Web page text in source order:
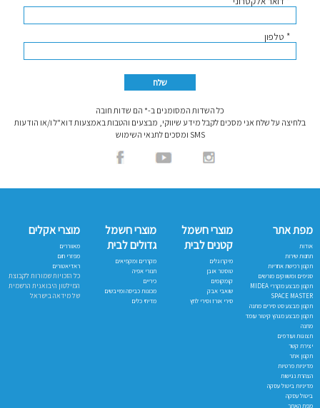
* טלפון
כל השדות המסומנים ב-* הם שדות חובה
בלחיצה על שלח אני מסכים לקבל מידע שיווקי, מבצעים והטבות באמצעות דוא"ל ו/או הודעות
SMS ומסכים לתנאי השימוש
מפת אתר
אודות
תחנות שירות
תקנון רכישת אחריות
סניפים ומשווקים מורשים
תקנון מבצע מקררי MIDEA
SPACE MASTER
תקנון מבצע סט סירים מתנה
תקנון מבצע מגהץ קיטור עומד
מתנה
תצוגות ועודפים
יצירת קשר
תקנון אתר
מדיניות פרטיות
הצהרת נגישות
מדיניות ביטול עסקה
ביטול עסקה
מפת האתר
מוצרי חשמל
קטנים לבית
מיקרוגלים
טוסטר אובן
קומקומים
שואבי אבק
סירי אורז וסירי לחץ
מוצרי חשמל
גדולים לבית
מקררים ומקפיאים
תנורי אפיה
כיריים
מכונות כביסה ומייבשים
מדיחי כלים
מוצרי אקלים
מאווררים
מפזרי חום
ראדיאטורים
כל הזכויות שמורות לקבוצת
המילטון היבואנית הרשמית
של מידאה בישראל